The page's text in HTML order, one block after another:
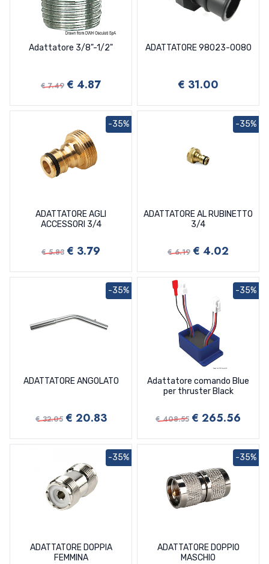
Adattatore 3/8"-1/2"
€ 7.49 € 4.87
ADATTATORE 98023-0080
€ 31.00
ADATTATORE AGLI
ACCESSORI 3/4
€ 5.83 € 3.79
-35%
ADATTATORE AL RUBINETTO
3/4
€ 6.19 € 4.02
-35%
ADATTATORE ANGOLATO
€ 32.05 € 20.83
-35%
Adattatore comando Blue
per thruster Black
€ 408.55 € 265.56
-35%
ADATTATORE DOPPIA
FEMMINA
-35%
ADATTATORE DOPPIO
MASCHIO
-35%